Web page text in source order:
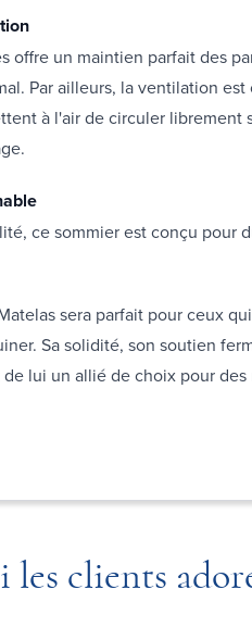
offre un maintien parfait des
Par ailleurs, la ventilation
à l'air de circuler librement
ce sommier est conçu pour
sera parfait pour ceux
Sa solidité, son soutien
lui un allié de choix pour des
les clients